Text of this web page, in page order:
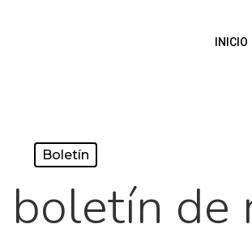
INICIO
Boletín
de